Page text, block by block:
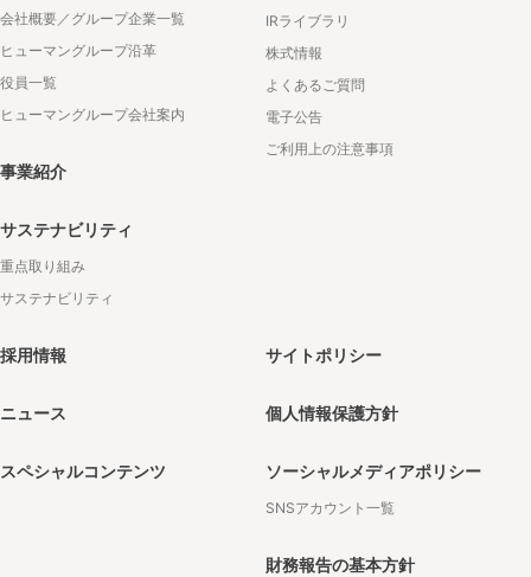
会社概要／グループ企業一覧
ヒューマングループ沿革
役員一覧
ヒューマングループ会社案内
事業紹介
サステナビリティ
重点取り組み
サステナビリティ
IRライブラリ
株式情報
よくあるご質問
電子公告
ご利用上の注意事項
採用情報
ニュース
スペシャルコンテンツ
サイトポリシー
個人情報保護方針
ソーシャルメディアポリシー
SNSアカウント一覧
財務報告の基本方針